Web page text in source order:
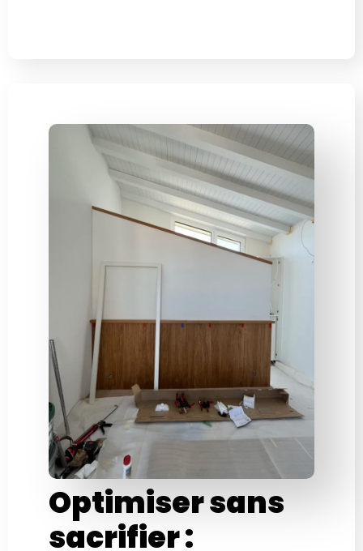
Optimiser sans
sacrifier :